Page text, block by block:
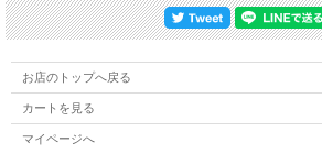
お店のトップへ戻る
カートを見る
マイページへ